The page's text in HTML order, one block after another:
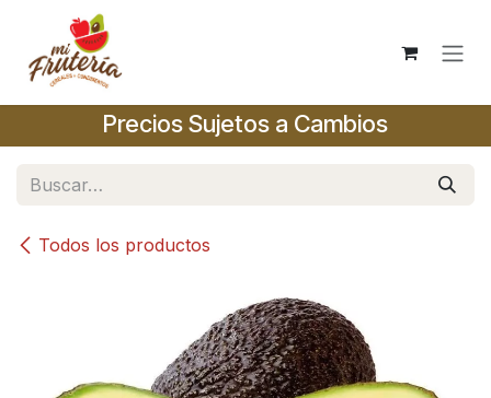
Ir al contenido
Precios Sujetos a Cambios
Todos los productos